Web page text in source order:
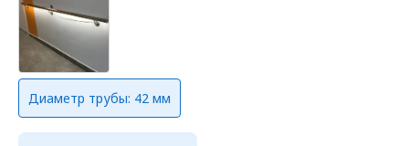
Диаметр трубы: 42 мм